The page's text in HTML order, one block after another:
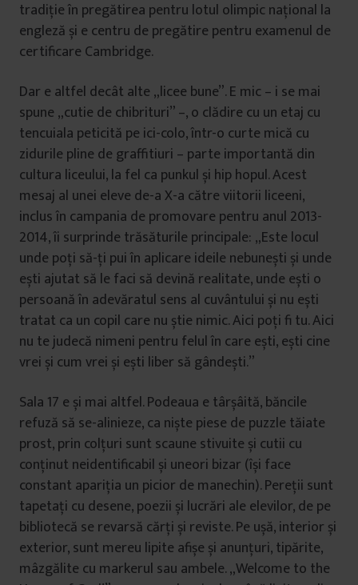
tradiție în pregătirea pentru lotul olimpic național la
engleză și e centru de pregătire pentru examenul de
certificare Cambridge.
Dar e altfel decât alte „licee bune”. E mic – i se mai
spune „cutie de chibrituri” –, o clădire cu un etaj cu
tencuiala peticită pe ici-colo, într-o curte mică cu
zidurile pline de graffitiuri – parte importantă din
cultura liceului, la fel ca punkul și hip hopul. Acest
mesaj al unei eleve de-a X-a către viitorii liceeni,
inclus în campania de promovare pentru anul 2013-
2014, îi surprinde trăsăturile principale: „Este locul
unde poți să-ți pui în aplicare ideile nebunești și unde
ești ajutat să le faci să devină realitate, unde ești o
persoană în adevăratul sens al cuvântului și nu ești
tratat ca un copil care nu știe nimic. Aici poți fi tu. Aici
nu te judecă nimeni pentru felul în care ești, ești cine
vrei și cum vrei și ești liber să gândești.”
Sala 17 e și mai altfel. Podeaua e târșâită, băncile
refuză să se-alinieze, ca niște piese de puzzle tăiate
prost, prin colțuri sunt scaune stivuite și cutii cu
conținut neidentificabil și uneori bizar (își face
constant apariția un picior de manechin). Pereții sunt
tapetați cu desene, poezii și lucrări ale elevilor, de pe
bibliotecă se revarsă cărți și reviste. Pe ușă, interior și
exterior, sunt mereu lipite afișe și anunțuri, tipărite,
mâzgălite cu markerul sau ambele. „Welcome to the